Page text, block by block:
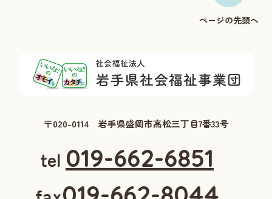
ページの先頭へ
〒020-0114 岩手県盛岡市高松三丁目7番33号
tel 019-662-6851